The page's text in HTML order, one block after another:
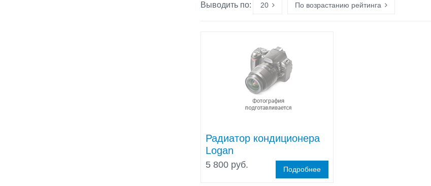
Выводить по: 20 По возрастанию рейтинга
Радиатор кондиционерa
Logan
5 800 руб. Подробнее